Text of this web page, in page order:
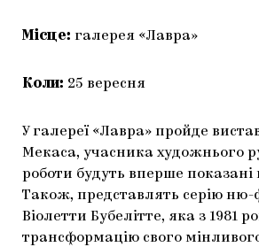
Місце: галерея «Лавра»
Коли: 25 вересня
У галереї «Лавра» пройде
Мекаса, учасника художнього
роботи будуть вперше показані
Також, представлять серію ню-
Віолетти Бубелітте, яка з 1981
трансформацію свого